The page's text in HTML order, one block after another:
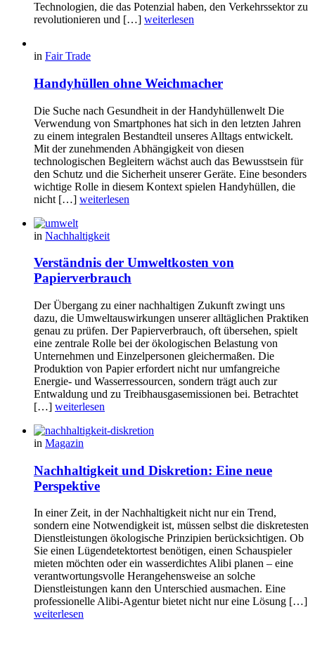
Technologien, die das Potenzial haben, den Verkehrssektor zu
revolutionieren und […] weiterlesen
in Fair Trade
Handyhüllen ohne Weichmacher
Die Suche nach Gesundheit in der Handyhüllenwelt Die
Verwendung von Smartphones hat sich in den letzten Jahren
zu einem integralen Bestandteil unseres Alltags entwickelt.
Mit der zunehmenden Abhängigkeit von diesen
technologischen Begleitern wächst auch das Bewusstsein für
den Schutz und die Sicherheit unserer Geräte. Eine besonders
wichtige Rolle in diesem Kontext spielen Handyhüllen, die
nicht […] weiterlesen
in Nachhaltigkeit
Verständnis der Umweltkosten von
Papierverbrauch
Der Übergang zu einer nachhaltigen Zukunft zwingt uns
dazu, die Umweltauswirkungen unserer alltäglichen Praktiken
genau zu prüfen. Der Papierverbrauch, oft übersehen, spielt
eine zentrale Rolle bei der ökologischen Belastung von
Unternehmen und Einzelpersonen gleichermaßen. Die
Produktion von Papier erfordert nicht nur umfangreiche
Energie- und Wasserressourcen, sondern trägt auch zur
Entwaldung und zu Treibhausgasemissionen bei. Betrachtet
[…] weiterlesen
in Magazin
Nachhaltigkeit und Diskretion: Eine neue
Perspektive
In einer Zeit, in der Nachhaltigkeit nicht nur ein Trend,
sondern eine Notwendigkeit ist, müssen selbst die diskretesten
Dienstleistungen ökologische Prinzipien berücksichtigen. Ob
Sie einen Lügendetektortest benötigen, einen Schauspieler
mieten möchten oder ein wasserdichtes Alibi planen – eine
verantwortungsvolle Herangehensweise an solche
Dienstleistungen kann den Unterschied ausmachen. Eine
professionelle Alibi-Agentur bietet nicht nur eine Lösung […]
weiterlesen